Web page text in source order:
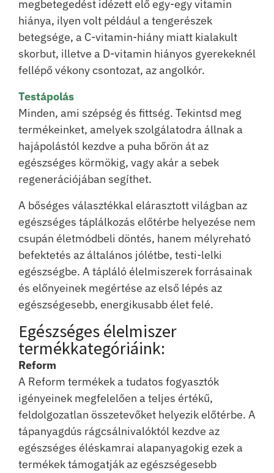
megbetegedést idézett elő egy-egy vitamin
hiánya, ilyen volt például a tengerészek
betegsége, a C-vitamin-hiány miatt kialakult
skorbut, illetve a D-vitamin hiányos gyerekeknél
fellépő vékony csontozat, az angolkór.
Testápolás
Minden, ami szépség és fittség. Tekintsd meg
termékeinket, amelyek szolgálatodra állnak a
hajápolástól kezdve a puha bőrön át az
egészséges körmökig, vagy akár a sebek
regenerációjában segíthet.
A bőséges választékkal elárasztott világban az
egészséges táplálkozás előtérbe helyezése nem
csupán életmódbeli döntés, hanem mélyreható
befektetés az általános jólétbe, testi-lelki
egészségbe. A tápláló élelmiszerek forrásainak
és előnyeinek megértése az első lépés az
egészségesebb, energikusabb élet felé.
Egészséges élelmiszer
termékkategóriáink:
Reform
A Reform termékek a tudatos fogyasztók
igényeinek megfelelően a teljes értékű,
feldolgozatlan összetevőket helyezik előtérbe. A
tápanyagdús rágcsálnivalóktól kezdve az
egészséges éléskamrai alapanyagokig ezek a
termékek támogatják az egészségesebb